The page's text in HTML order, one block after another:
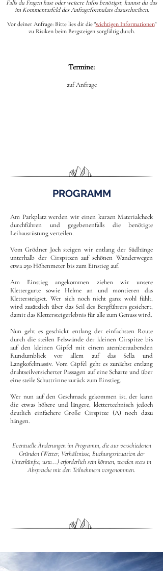
Falls du Fragen hast oder weitere Infos benötigst, kannst du das
im Kommentarfeld des Anfrageformulars dazuschreiben.
Vor deiner Anfrage: Bitte lies dir die "wichtigen Informationen"
zu Risiken beim Bergsteigen sorgfältig durch.
Termine:
auf Anfrage
PROGRAMM
Am Parkplatz werden wir einen kurzen Materialcheck
durchführen und gegebenenfalls die benötigte
Leihausrüstung verteilen.
Vom Grödner Joch steigen wir entlang der Südhänge
unterhalb der Cirspitzen auf schönen Wanderwegen
etwa 250 Höhenmeter bis zum Einstieg auf.
Am Einstieg angekommen ziehen wir unsere
Klettergurte sowie Helme an und montieren das
Klettersteigset. Wer sich noch nicht ganz wohl fühlt,
wird zusätzlich über das Seil des Bergführers gesichert,
damit das Klettersteigerlebnis für alle zum Genuss wird.
Nun geht es geschickt entlang der einfachsten Route
durch die steilen Felswände der kleinen Cirspitze bis
auf den kleinen Gipfel mit einem atemberaubenden
Rundumblick vor allem auf das Sella und
Langkofelmassiv. Vom Gipfel geht es zunächst entlang
drahtseilversicherter Passagen auf eine Scharte und über
eine steile Schuttrinne zurück zum Einstieg.
Wer nun auf den Geschmack gekommen ist, der kann
die etwas höhere und längere, klettertechnisch jedoch
deutlich einfachere Große Cirspitze (A) noch dazu
hängen.
Eventuelle Änderungen im Programm, die aus verschiedenen
Gründen (Wetter, Verhältnisse, Buchungssituation der
Unterkünfte, usw...) erforderlich sein können, werden stets in
Absprache mit den Teilnehmern vorgenommen.